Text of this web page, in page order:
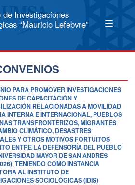
de Investigaciones
“Mauricio Lefebvre”
PARA PROMOVER INVESTIGACIONES
DE CAPACITACIÓN Y
RELACIONADAS A MOVILIDAD
INTERNA E INTERNACIONAL, PUEBLOS
TRANSFRONTERIZOS, MIGRANTES
CLIMÁTICO, DESASTRES
Y OTROS MOTIVOS FORTUITOS
ENTRE LA DEFENSORÍA DEL PUEBLO
MAYOR DE SAN ANDRES
TENIENDO COMO INSTANCIA
AL INSTITUTO DE
SOCIOLÓGICAS (IDIS)